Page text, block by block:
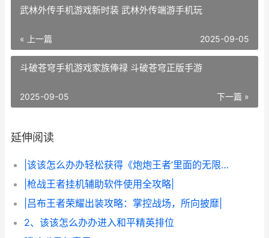
武林外传手机游戏新时装 武林外传端游手机玩
« 上一篇 2025-09-05
斗破苍穹手机游戏家族俸禄 斗破苍穹正版手游
下一篇 »
2025-09-05
延伸阅读
|该该怎么办办轻松获得《炮炮王者’里面的无限金币和星星|
|枪战王者挂机辅助软件使用全攻略|
|吕布王者荣耀出装攻略：掌控战场，所向披靡|
2、该该怎么办办进入和平精英排位